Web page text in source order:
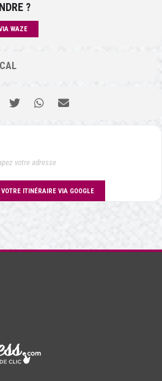
?
WAZE
ITINÉRAIRE VIA GOOGLE